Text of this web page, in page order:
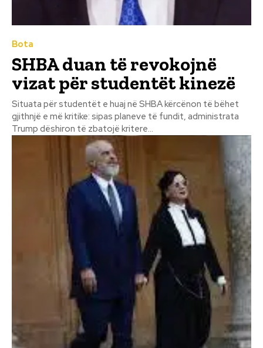
Bota
SHBA duan të revokojnë
vizat për studentët kinezë
Situata për studentët e huaj në SHBA kërcënon të bëhet
gjithnjë e më kritike: sipas planeve të fundit, administrata
Trump dëshiron të zbatojë kritere...